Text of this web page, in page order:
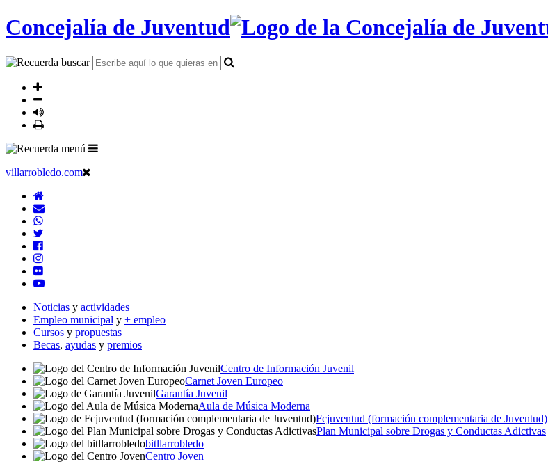
Concejalía de Juventud
villarrobledo.com
Noticias y actividades
Empleo municipal y + empleo
Cursos y propuestas
Becas, ayudas y premios
Centro de Información Juvenil
Carnet Joven Europeo
Garantía Juvenil
Aula de Música Moderna
Fcjuventud (formación complementaria de Juventud)
Plan Municipal sobre Drogas y Conductas Adictivas
bitllarrobledo
Centro Joven